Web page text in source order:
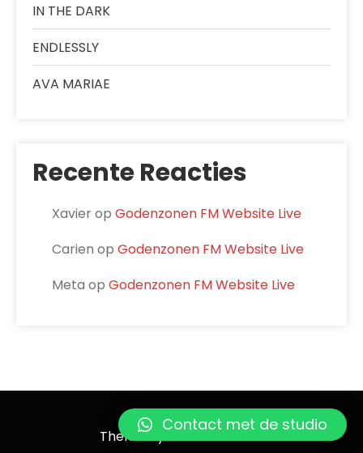
IN THE DARK
ENDLESSLY
AVA MARIAE
Recente Reacties
Xavierop Godenzonen FM Website Live
Carien op Godenzonen FM Website Live
Meta op Godenzonen FM Website Live
Godenzonen FM
Theme by Grace Themes
Contact met de studio